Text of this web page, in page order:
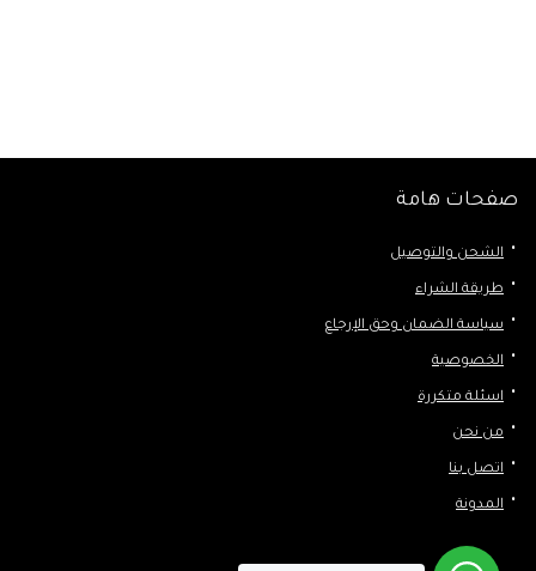
صفحات هامة
الشحن والتوصيل
طريقة الشراء
سياسة الضمان وحق الإرجاع
الخصوصية
اسئلة متكررة
من نحن
اتصل بنا
المدونة